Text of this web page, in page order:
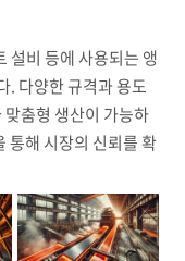
설비 등에 사용되는 앵
. 다양한 규격과 용도
춤형 생산이 가능하
통해 시장의 신뢰를 확